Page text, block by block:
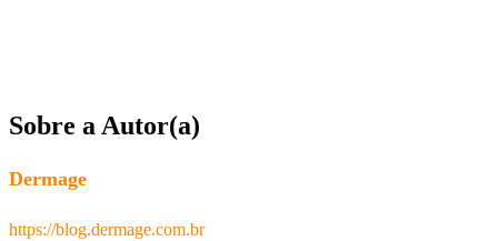
Sobre a Autor(a)
Dermage
https://blog.dermage.com.br